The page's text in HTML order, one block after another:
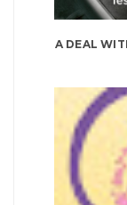
A DEAL